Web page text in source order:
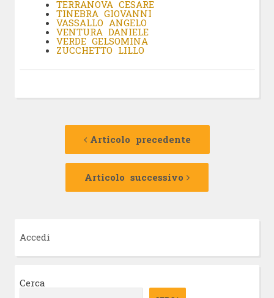
TERRANOVA CESARE
TINEBRA GIOVANNI
VASSALLO ANGELO
VENTURA DANIELE
VERDE GELSOMINA
ZUCCHETTO LILLO
Navigazione
Articolo precedente
Articolo
Articolo successivo
Articolo
Accedi
Cerca